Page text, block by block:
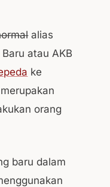
alias
atau AKB
ke
orang
baru dalam